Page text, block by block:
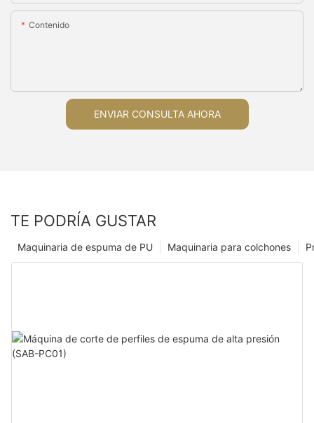
Contenido
ENVIAR CONSULTA AHORA
TE PODRÍA GUSTAR
Maquinaria para colchones
Maquinaria de espuma de PU